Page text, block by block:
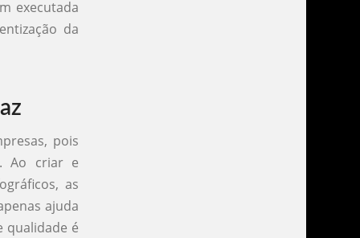
executada
da
pois
Ao criar e
as
ajuda
qualidade é